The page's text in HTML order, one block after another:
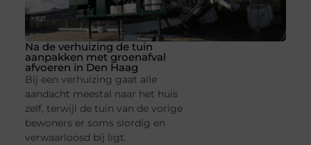
Na de verhuizing de tuin
aanpakken met groenafval
afvoeren in Den Haag
Bij een verhuizing gaat alle
aandacht meestal naar het huis
zelf, terwijl de tuin van de vorige
bewoners er soms slordig en
verwaarloosd bij ligt.